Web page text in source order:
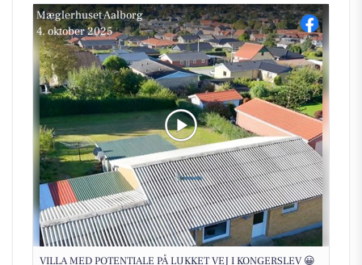
Mæglerhuset Aalborg
4. oktober 2025
VILLA MED POTENTIALE PÅ LUKKET VEJ I KONGERSLEV 😀